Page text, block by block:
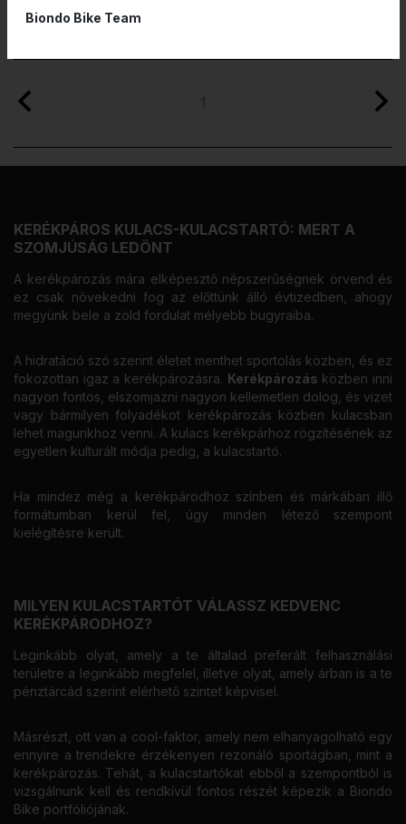
KERÉKPÁROS KULACS-KULACSTARTÓ: MERT A
SZOMJÚSÁG LEDÖNT
A kerékpározás mára elképesztő népszerűségnek örvend és
ez csak növekedni fog az előttünk álló évtizedben, ahogy
megyünk bele a zöld fordulat mélyebb bugyraiba.
A hidratáció szó szerint életet menthet sportolás közben, és ez
fokozottan igaz a kerékpározásra. Kerékpározás közben inni
nagyon fontos, elszomjazni nagyon kellemetlen dolog, és vizet
vagy bármilyen folyadékot kerékpározás közben kulacsban
lehet magunkhoz venni. A kulacs kerékpárhoz rögzítésének az
egyetlen kulturált módja pedig, a kulacstartó.
Ha mindez még a kerékpárodhoz színben és márkában illő
formátumban kerül fel, úgy minden létező szempont
kielégítésre került.
MILYEN KULACSTARTÓT VÁLASSZ KEDVENC
KERÉKPÁRODHOZ?
Leginkább olyat, amely a te általad preferált felhasználási
területre a leginkább megfelel, illetve olyat, amely árban is a te
pénztárcád szerint elérhető szintet képvisel.
Másrészt, ott van a cool-faktor, amely nem elhanyagolható egy
ennyire a trendekre érzékenyen rezonáló sportágban, mint a
kerékpározás. Tehát, a kulacstartókat ebből a szempontból is
vizsgálnunk kell és rendkívül fontos részét képezik a Biondo
Bike portfóliójának.
Biondo Bike Team